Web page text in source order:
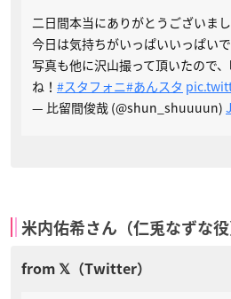
二日間本当にありがとうございまし
今日は気持ちがいっぱいいっぱい
写真も他に沢山撮って頂いたので
ね！ #スタフォニ#あんスタ
— 比留間俊哉 (@shun_shuuuun)
米内佑希さん（仁兎なずな役